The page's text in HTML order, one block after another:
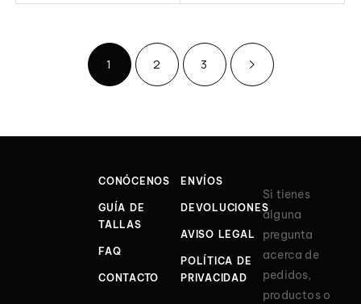
1 2 3
CONÓCENOS
GUÍA DE
TALLAS
FAQ
CONTACTO
ENVÍOS
DEVOLUCIONES
AVISO LEGAL
POLÍTICA DE
PRIVACIDAD
Si tienes
alguna
pregunta
acerca de
pedidos,
productos o